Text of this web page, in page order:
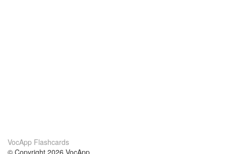
VocApp Flashcards
© Copyright 2026 VocApp